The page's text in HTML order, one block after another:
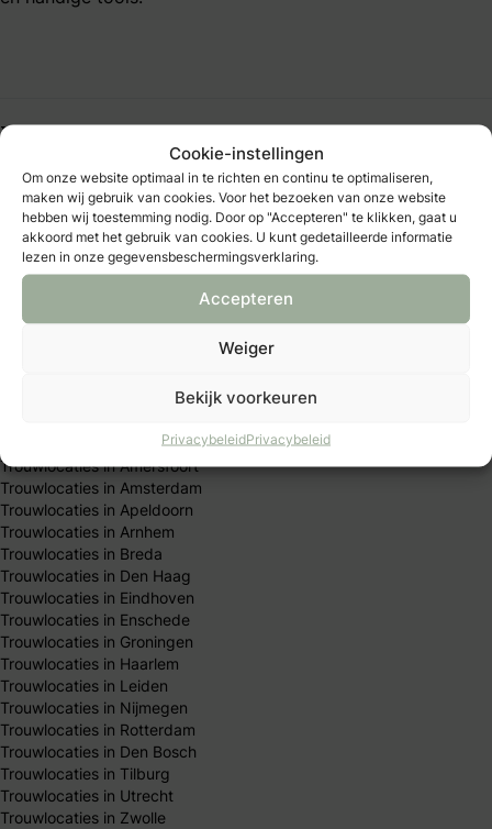
Cookie-instellingen
Om onze website optimaal in te richten en continu te optimaliseren,
maken wij gebruik van cookies. Voor het bezoeken van onze website
hebben wij toestemming nodig. Door op "Accepteren" te klikken, gaat u
akkoord met het gebruik van cookies. U kunt gedetailleerde informatie
lezen in onze gegevensbeschermingsverklaring.
Accepteren
Weiger
Bekijk voorkeuren
PrivacybeleidPrivacybeleid
Bruidmedia
Trouwexperts – business login
Contact
Adverteren
Vacatures & stages
Privacybeleid
Publicatieprincipes
Trouwen per stad
Trouwlocaties in Almere
Trouwlocaties in Amersfoort
Trouwlocaties in Amsterdam
Trouwlocaties in Apeldoorn
Trouwlocaties in Arnhem
Trouwlocaties in Breda
Trouwlocaties in Den Haag
Trouwlocaties in Eindhoven
Trouwlocaties in Enschede
Trouwlocaties in Groningen
Trouwlocaties in Haarlem
Trouwlocaties in Leiden
Trouwlocaties in Nijmegen
Trouwlocaties in Rotterdam
Trouwlocaties in Den Bosch
Trouwlocaties in Tilburg
Trouwlocaties in Utrecht
Trouwlocaties in Zwolle